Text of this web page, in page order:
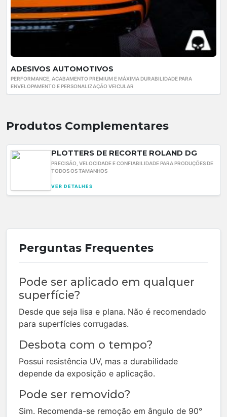
ADESIVOS AUTOMOTIVOS
PERFORMANCE, ACABAMENTO PREMIUM E MÁXIMA DURABILIDADE PARA
ENVELOPAMENTO E PERSONALIZAÇÃO VEICULAR
Produtos Complementares
PLOTTERS DE RECORTE ROLAND DG
PRECISÃO, VELOCIDADE E CONFIABILIDADE PARA PRODUÇÕES DE
TODOS OS TAMANHOS
VER DETALHES
Perguntas Frequentes
Pode ser aplicado em qualquer
superfície?
Desde que seja lisa e plana. Não é recomendado
para superfícies corrugadas.
Desbota com o tempo?
Possui resistência UV, mas a durabilidade
depende da exposição e aplicação.
Pode ser removido?
Sim. Recomenda-se remoção em ângulo de 90°